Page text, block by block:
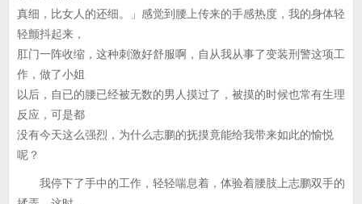
真细，比女人的还细。」感觉到腰上传来的手感热度，我的身体轻
轻颤抖起来，
肛门一阵收缩，这种刺激好舒服啊，自从我从事了变装刑警这项工
作，做了小姐
以后，自已的腰已经被无数的男人摸过了，被摸的时候也常有生理
反应，可是都
没有今天这么强烈，为什么志鹏的抚摸竟能给我带来如此的愉悦
呢？
我停下了手中的工作，轻轻喘息着，体验着腰肢上志鹏双手的